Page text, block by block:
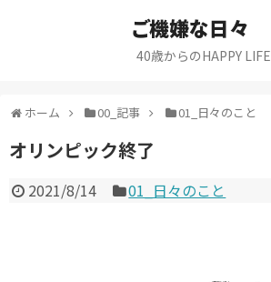
ご機嫌な日々
40歳からのHAPPY LIFE
ホーム 00_記事 01_日々のこと
オリンピック終了
2021/8/14 01_日々のこと